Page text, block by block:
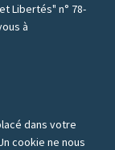
Libertés" n° 78-
à
dans votre
cookie ne nous